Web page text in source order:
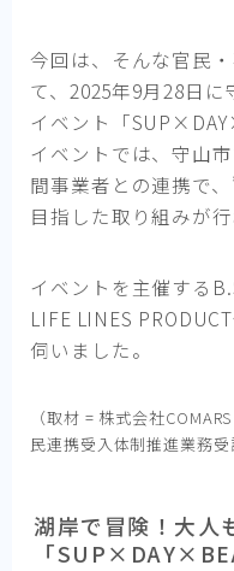
今回は、そんな官民
て、2025年9月28日
イベント「
イベントでは、守山
間事業者との連携で
目指した取り組みが行
イベントを主催する
LIFE LINES
伺いました。
（取材 = 株式会社
民連携受入体制推進業務受
湖岸で冒険！大人
「